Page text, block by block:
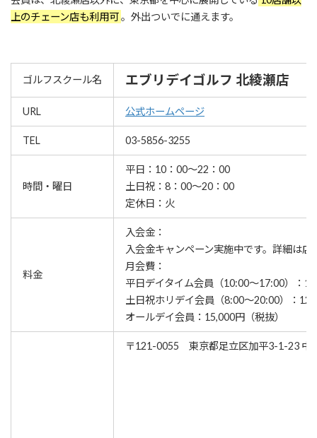
上のチェーン店も利用可。外出ついでに通えます。
ゴルフスクール名 エブリデイゴルフ 北綾瀬店
URL 公式ホームページ
TEL 03-5856-3255
時間・曜日
平日：10：00～22：00
土日祝：8：00～20：00
定休日：火
料金
入会金：
⼊会⾦キャンペーン実施中です。詳細は
月会費：
平日デイタイム会員（10:00～17:00）：
土日祝ホリデイ会員（8:00～20:00）：
オールデイ会員：15,000円（税抜）
〒121-0055 東京都足立区加平3-1-23 中